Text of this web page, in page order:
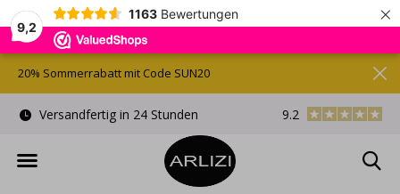
9,2
1163 Bewertungen ×
Versandfertig in 24 Stunden Kostenlose
9.2
20% Sommerrabatt mit Code SUN20